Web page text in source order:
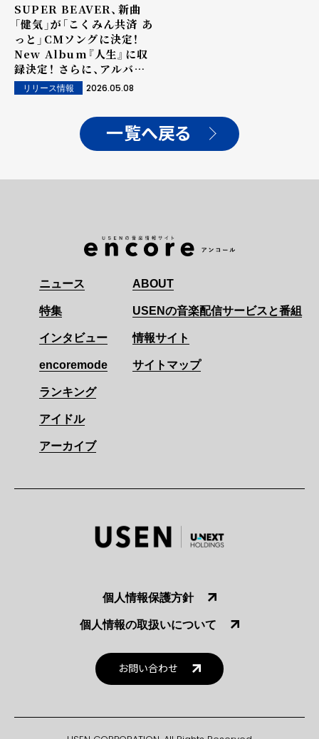
SUPER BEAVER、新曲
「健気」が「こくみん共済 あ
っと」CMソングに決定！
New Album『人生』に収
録決定！ さらに、アルバム
曲順が一部解禁！
リリース情報 2026.05.08
一覧へ戻る
ニュース
特集
インタビュー
encoremode
ランキング
アイドル
アーカイブ
ABOUT
USENの音楽配信サービスと番組
情報サイト
サイトマップ
個人情報保護方針
個人情報の取扱いについて
お問い合わせ